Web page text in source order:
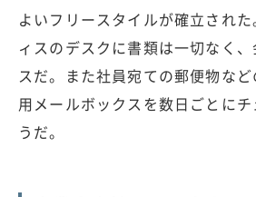
よいフリースタイルが確立され
ィスのデスクに書類は一切なく
スだ。また社員宛ての郵便物な
用メールボックスを数日ごとに
うだ。